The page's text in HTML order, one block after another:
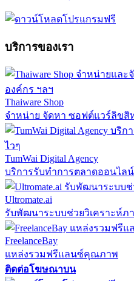
บริการของเรา
Thaiware Shop
จำหน่าย จัดหา ซอฟต์แวร์ลิขสิ
TumWai Digital Agency
บริการรับทำการตลาดออนไล
Ultromate.ai
รับพัฒนาระบบช่วยวิเคราะห์ภ
FreelanceBay
แหล่งรวมฟรีแลนซ์คุณภาพ
ติดต่อโฆษณาบน